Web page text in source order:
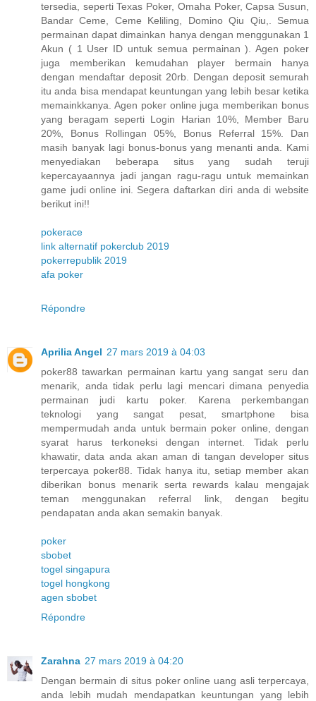
tersedia, seperti Texas Poker, Omaha Poker, Capsa Susun,
Bandar Ceme, Ceme Keliling, Domino Qiu Qiu,. Semua
permainan dapat dimainkan hanya dengan menggunakan 1
Akun ( 1 User ID untuk semua permainan ). Agen poker
juga memberikan kemudahan player bermain hanya
dengan mendaftar deposit 20rb. Dengan deposit semurah
itu anda bisa mendapat keuntungan yang lebih besar ketika
memainkkanya. Agen poker online juga memberikan bonus
yang beragam seperti Login Harian 10%, Member Baru
20%, Bonus Rollingan 05%, Bonus Referral 15%. Dan
masih banyak lagi bonus-bonus yang menanti anda. Kami
menyediakan beberapa situs yang sudah teruji
kepercayaannya jadi jangan ragu-ragu untuk memainkan
game judi online ini. Segera daftarkan diri anda di website
berikut ini!!
pokerace
link alternatif pokerclub 2019
pokerrepublik 2019
afa poker
Répondre
Aprilia Angel 27 mars 2019 à 04:03
poker88 tawarkan permainan kartu yang sangat seru dan
menarik, anda tidak perlu lagi mencari dimana penyedia
permainan judi kartu poker. Karena perkembangan
teknologi yang sangat pesat, smartphone bisa
mempermudah anda untuk bermain poker online, dengan
syarat harus terkoneksi dengan internet. Tidak perlu
khawatir, data anda akan aman di tangan developer situs
terpercaya poker88. Tidak hanya itu, setiap member akan
diberikan bonus menarik serta rewards kalau mengajak
teman menggunakan referral link, dengan begitu
pendapatan anda akan semakin banyak.
poker
sbobet
togel singapura
togel hongkong
agen sbobet
Répondre
Zarahna 27 mars 2019 à 04:20
Dengan bermain di situs poker online uang asli terpercaya,
anda lebih mudah mendapatkan keuntungan yang lebih